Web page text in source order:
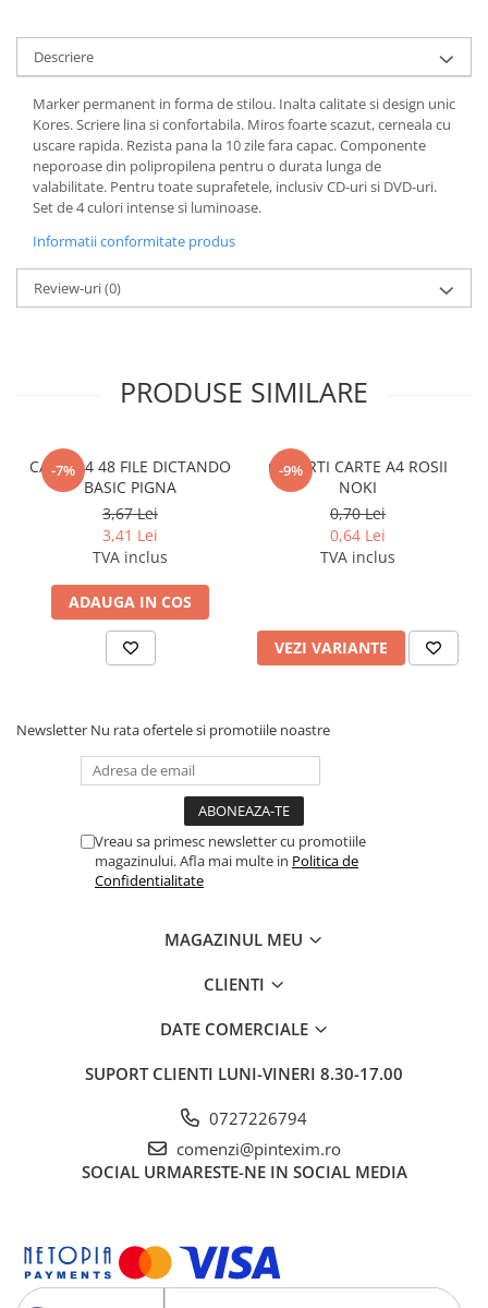
sabloane, truse geometrie
Echere
Rigle
Compas scolar
Sabloane
Truse geometrie
Foarfeci
Markere evidentiatoare text
Markere permanente
Genti laptop
Penare
Carti si jocuri pentru copii
Carti de colorat si povestit
Jocuri / Party
Coperti scolare
Diverse articole pentru scoala
Cerneala si rezerva pentru stilou
Creioane
Creioane cerate
Creioane mecanice si rezerve
Markere whiteboard
Markere vopsea / creta lichida
Markere speciale pentru desen
Pixuri si rezerve
Stilouri
Descriere
Marker permanent in forma de stilou. Inalta calitate si design unic
Kores. Scriere lina si confortabila. Miros foarte scazut, cerneala cu
uscare rapida. Rezista pana la 10 zile fara capac. Componente
neporoase din polipropilena pentru o durata lunga de
valabilitate. Pentru toate suprafetele, inclusiv CD-uri si DVD-uri.
Set de 4 culori intense si luminoase.
Informatii conformitate produs
Review-uri(0)
PRODUSE SIMILARE
-7%
CAIET A4 48 FILE DICTANDO
BASIC PIGNA
3,67 Lei
3,41 Lei
TVA inclus
ADAUGA IN COS
-9%
COPERTI CARTE A4 ROSII
NOKI
0,70 Lei
0,64 Lei
TVA inclus
VEZI VARIANTE
Newsletter Nu rata ofertele si promotiile noastre
Vreau sa primesc newsletter cu promotiile
magazinului. Afla mai multe in Politica de
Confidentialitate
MAGAZINUL MEU
CLIENTI
DATE COMERCIALE
SUPORT CLIENTI LUNI-VINERI 8.30-17.00
0727226794
comenzi@pintexim.ro
SOCIAL URMARESTE-NE IN SOCIAL MEDIA